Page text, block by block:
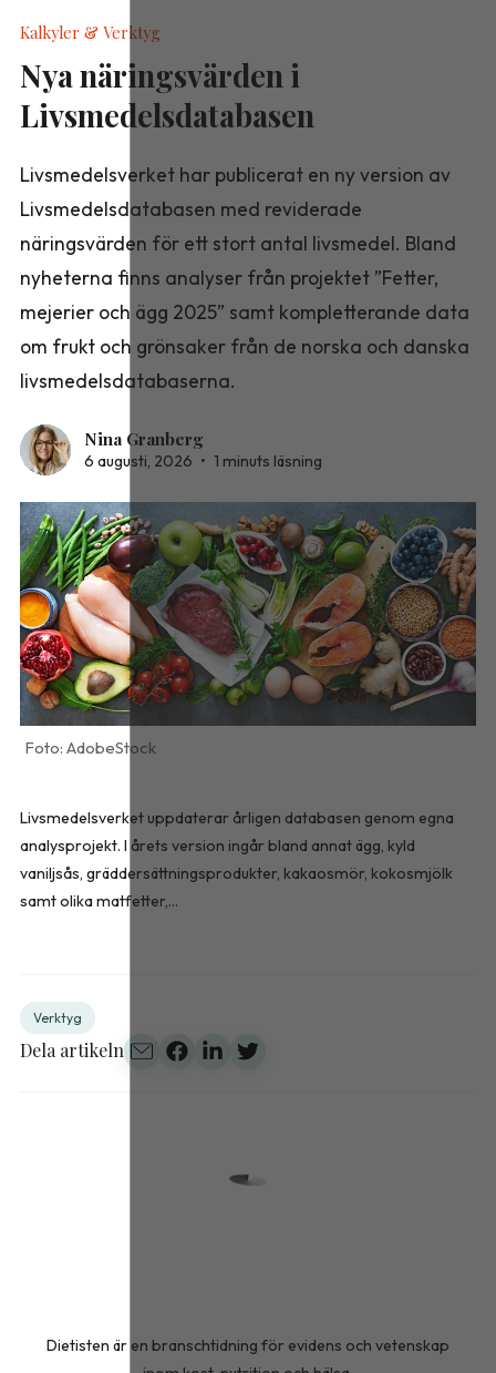
Kalkyler & Verktyg
Nya näringsvärden i
Livsmedelsdatabasen
Livsmedelsverket har publicerat en ny version av
Livsmedelsdatabasen med reviderade
näringsvärden för ett stort antal livsmedel. Bland
nyheterna finns analyser från projektet ”Fetter,
mejerier och ägg 2025” samt kompletterande data
om frukt och grönsaker från de norska och danska
livsmedelsdatabaserna.
Nina Granberg
6 augusti, 2026 • 1 minuts läsning
AdobeStock
Livsmedelsverket uppdaterar årligen databasen genom egna
analysprojekt. I årets version ingår bland annat ägg, kyld
vaniljsås, gräddersättningsprodukter, kakaosmör, kokosmjölk
samt olika matfetter,...
Verktyg
Dela artikeln
Dietisten är en branschtidning för evidens och vetenskap